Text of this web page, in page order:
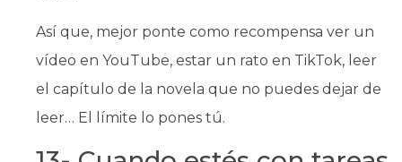
Así que, mejor ponte como recompensa ver un
vídeo en YouTube, estar un rato en TikTok, leer
el capítulo de la novela que no puedes dejar de
leer… El límite lo pones tú.